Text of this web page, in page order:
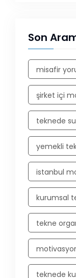
Son
misafir
şirket içi
teknede
yemekli
istanbul
kurumsal
tekne
teknede